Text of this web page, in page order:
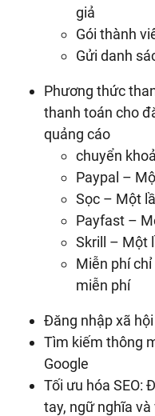
giả
Gói thành
Gửi danh
Phương thức
thanh toán cho
quảng cáo
chuyển
Paypal –
Sọc – Một
Payfast –
Skrill – Một
Miễn phí
miễn phí
Đăng nhập xã hội
Tìm kiếm thông
Google
Tối ưu hóa SEO:
tay, ngữ nghĩa